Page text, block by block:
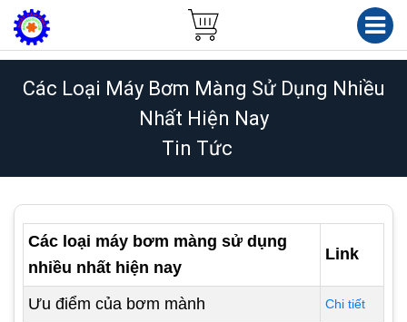
Các Loại Máy Bơm Màng Sử Dụng Nhiều
Nhất Hiện Nay
Tin Tức
Các loại máy bơm màng sử dụng
nhiều nhất hiện nay
Link
Ưu điểm của bơm mành Chi tiết